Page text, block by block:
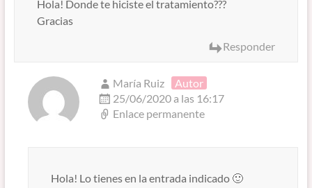
Hola! Donde te hiciste el tratamiento???
Gracias
Responder
María Ruiz
Autor
25/06/2020 a las 16:17
Enlace permanente
Hola! Lo tienes en la entrada indicado 🙂